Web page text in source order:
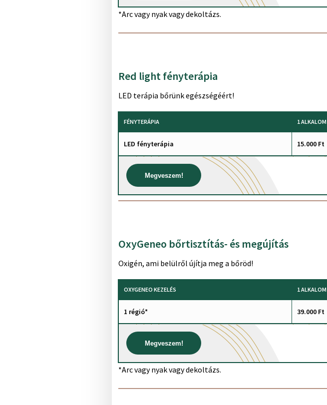
*Arc vagy nyak vagy dekoltázs.
Red light fényterápia
LED terápia bőrünk egészségéért!
FÉNYTERÁPIA 1 ALKALOM
LED fényterápia 15.000 Ft
Megveszem!
OxyGeneo bőrtisztítás- és megújítás
Oxigén, ami belülről újítja meg a bőröd!
OXYGENEO KEZELÉS 1 ALKALOM
1 régió* 39.000 Ft
Megveszem!
*Arc vagy nyak vagy dekoltázs.